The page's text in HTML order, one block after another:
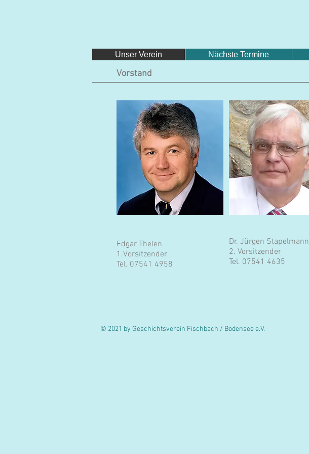
Unser Verein Nächste Termine
Vorstand
Edgar Thelen
1.Vorsitzender
Tel. 07541 4958
Dr. Jürgen Stapelmann
2. Vorsitzender
Tel. 07541 4635
© 2021 by Geschichtsverein Fischbach / Bodensee e.V.